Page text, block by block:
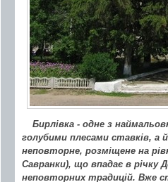
Бирлівка - одне з
голубими плесами ставків, а
неповторне, розміщене на
Савранки), що впадає в річку
неповторних традицій. Вже